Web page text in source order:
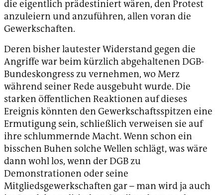
die eigentlich prädestiniert wären, den Protest
anzuleiern und anzuführen, allen voran die
Gewerkschaften.
Deren bisher lautester Widerstand gegen die
Angriffe war beim kürzlich abgehaltenen DGB-
Bundeskongress zu vernehmen, wo Merz
während seiner Rede ausgebuht wurde. Die
starken öffentlichen Reaktionen auf dieses
Ereignis könnten den Gewerkschaftsspitzen eine
Ermutigung sein, schließlich verweisen sie auf
ihre schlummernde Macht. Wenn schon ein
bisschen Buhen solche Wellen schlägt, was wäre
dann wohl los, wenn der DGB zu
Demonstrationen oder seine
Mitgliedsgewerkschaften gar – man wird ja auch